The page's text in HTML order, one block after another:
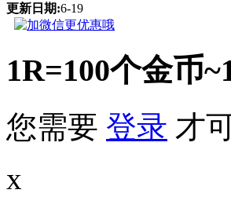
更新日期:6-19
1R=100个金
您需要 登录 才
x